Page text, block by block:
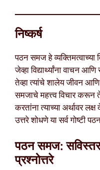
निष्कर्ष
पठन समज हे व्यक्तिमत्वाच्या
जेव्हा विद्यार्थ्यांना वाचन
तेव्हा त्यांचे शालेय जीवन
समजाचे महत्त्व विचार
करतांना त्याच्या अर्थावर
उत्तरे शोधणे या सर्व गोष्टी
पठन समज:
प्रश्नोत्तरे